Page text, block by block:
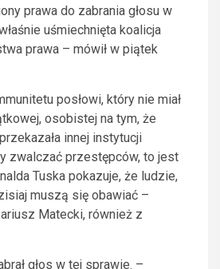
prawa do zabrania głosu w
uśmiechnięta koalicja
prawa – mówił w piątek
posłowi, który nie miał
osobistej na tym, że
innej instytucji
zwalczać przestępców, to jest
Tuska pokazuje, że ludzie,
muszą się obawiać –
Matecki, również z
głos w tej sprawie. –